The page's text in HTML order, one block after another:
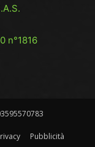
n°1816
Pubblicità